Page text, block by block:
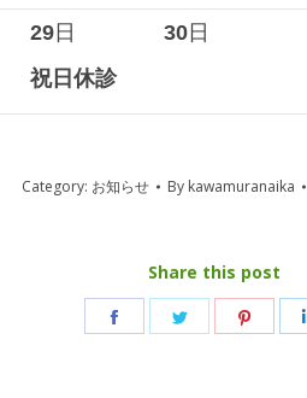
29 日
祝日休診
30 日
Category: お知らせ By kawamuranaika
Share this post
Share
Share
Share